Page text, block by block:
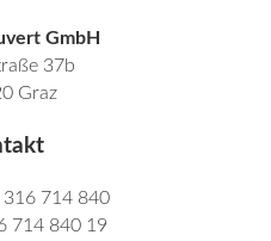
GmbH
37b
Graz
316 714 840
714 840 19